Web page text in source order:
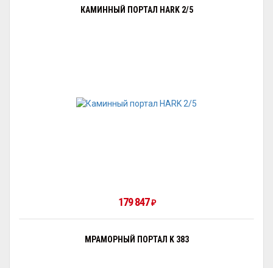
КАМИННЫЙ ПОРТАЛ HARK 2/5
179 847 ₽
МРАМОРНЫЙ ПОРТАЛ K 383